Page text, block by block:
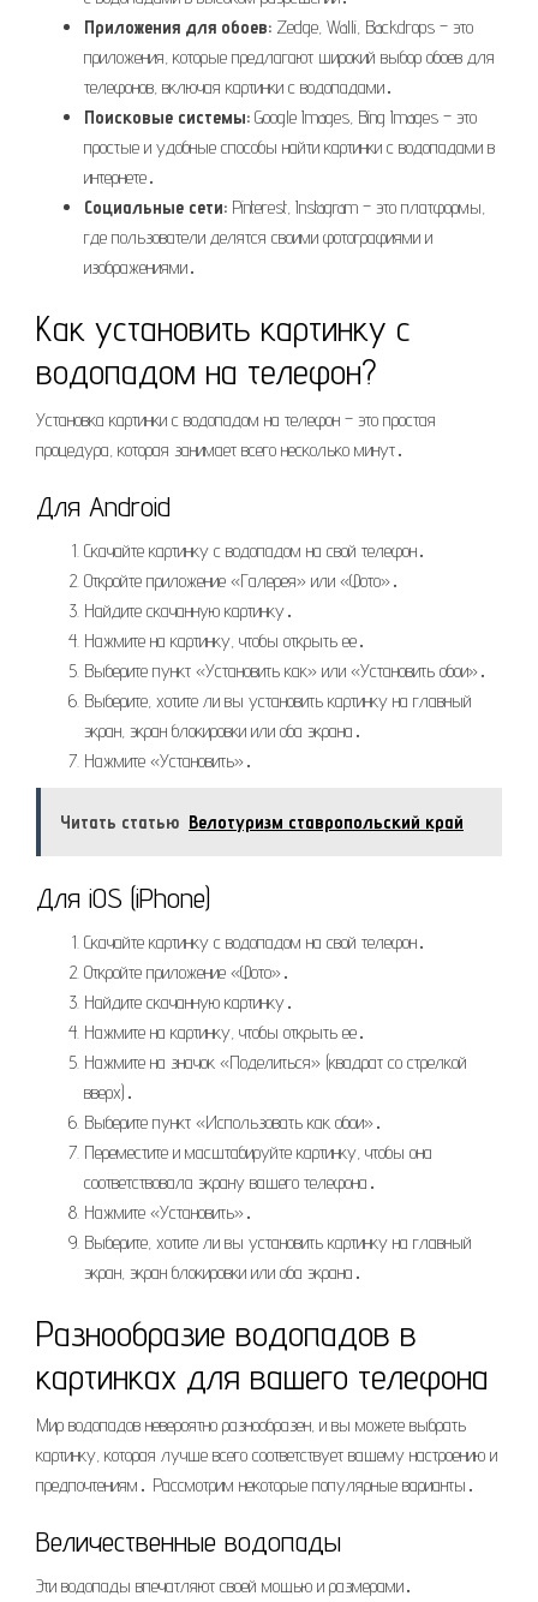
Приложения для обоев: Zedge, Walli, Backdrops – это
приложения, которые предлагают широкий выбор обоев для
телефонов, включая картинки с водопадами․
Поисковые системы: Google Images, Bing Images – это
простые и удобные способы найти картинки с водопадами в
интернете․
Социальные сети: Pinterest, Instagram – это платформы,
где пользователи делятся своими фотографиями и
изображениями․
Как установить картинку с
водопадом на телефон?
Установка картинки с водопадом на телефон – это простая
процедура, которая занимает всего несколько минут․
Для Android
Скачайте картинку с водопадом на свой телефон․
Откройте приложение «Галерея» или «Фото»․
Найдите скачанную картинку․
Нажмите на картинку, чтобы открыть ее․
Выберите пункт «Установить как» или «Установить обои»․
Выберите, хотите ли вы установить картинку на главный
экран, экран блокировки или оба экрана․
Нажмите «Установить»․
Читать статью Велотуризм ставропольский край
Для iOS (iPhone)
Скачайте картинку с водопадом на свой телефон․
Откройте приложение «Фото»․
Найдите скачанную картинку․
Нажмите на картинку, чтобы открыть ее․
Нажмите на значок «Поделиться» (квадрат со стрелкой
вверх)․
Выберите пункт «Использовать как обои»․
Переместите и масштабируйте картинку, чтобы она
соответствовала экрану вашего телефона․
Нажмите «Установить»․
Выберите, хотите ли вы установить картинку на главный
экран, экран блокировки или оба экрана․
Разнообразие водопадов в
картинках для вашего телефона
Мир водопадов невероятно разнообразен, и вы можете выбрать
картинку, которая лучше всего соответствует вашему настроению и
предпочтениям․ Рассмотрим некоторые популярные варианты․
Величественные водопады
Эти водопады впечатляют своей мощью и размерами․